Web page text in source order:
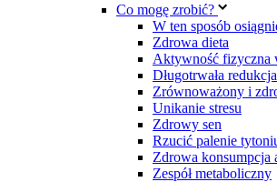
Co mogę zrobić?
W ten sposób
Zdrowa dieta
Aktywność fizyczna
Długotrwała
Zrównoważony i
Unikanie stresu
Zdrowy sen
Rzucić palenie
Zdrowa konsumpcja
Zespół metaboliczny